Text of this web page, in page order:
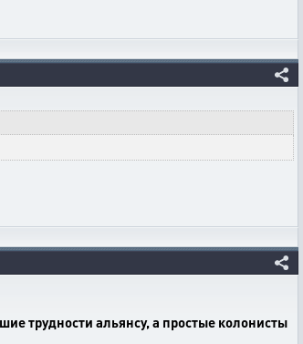
трудности альянсу, а простые колонисты